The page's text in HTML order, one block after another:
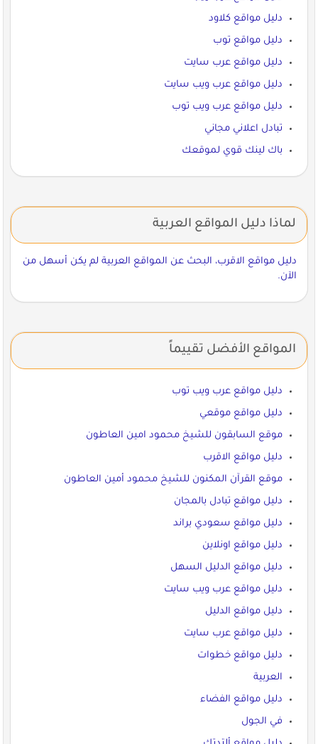
دليل مواقع كلاود
دليل مواقع توب
دليل مواقع عرب سايت
دليل مواقع عرب ويب سايت
دليل مواقع عرب ويب توب
تبادل اعلاني مجاني
باك لينك قوي لموقعك
لماذا دليل المواقع العربية
دليل مواقع الاقرب، البحث عن المواقع العربية لم يكن أسهل من
الآن.
المواقع الأفضل تقييماً
دليل مواقع عرب ويب توب
دليل مواقع موقعي
موقع السابقون للشيخ محمود امين العاطون
دليل مواقع الاقرب
موقع القرآن المكنون للشيخ محمود أمين العاطون
دليل مواقع تبادل بالمجان
دليل مواقع سعودي براند
دليل مواقع اونلاين
دليل مواقع الدليل السهل
دليل مواقع عرب ويب سايت
دليل مواقع الدليل
دليل مواقع عرب سايت
دليل مواقع خطوات
العربية
دليل مواقع الفضاء
في الجول